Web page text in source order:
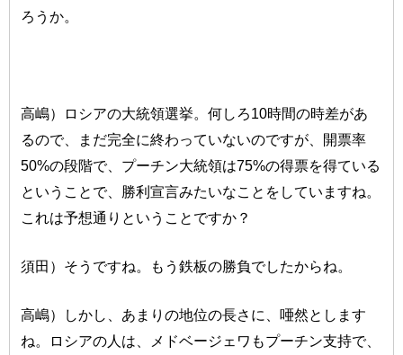
ろうか。
高嶋）ロシアの大統領選挙。何しろ10時間の時差があ
るので、まだ完全に終わっていないのですが、開票率
50%の段階で、プーチン大統領は75%の得票を得ている
ということで、勝利宣言みたいなことをしていますね。
これは予想通りということですか？
須田）そうですね。もう鉄板の勝負でしたからね。
高嶋）しかし、あまりの地位の長さに、唖然とします
ね。ロシアの人は、メドベージェワもプーチン支持で、